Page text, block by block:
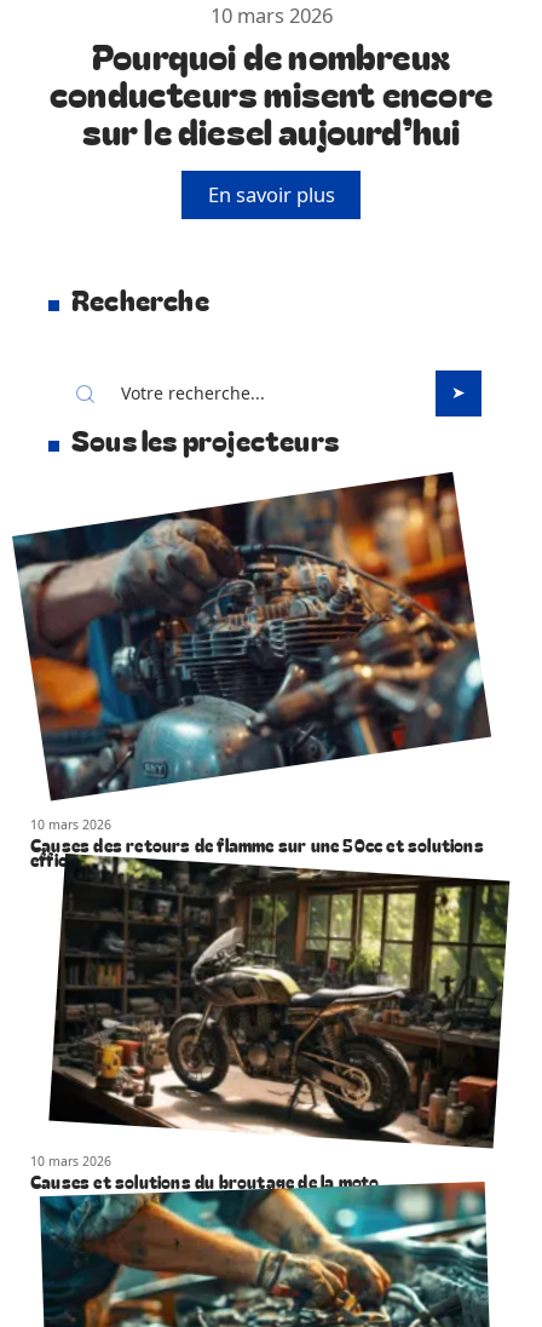
10 mars 2026
Pourquoi de nombreux
conducteurs misent encore
sur le diesel aujourd’hui
En savoir plus
Recherche
Sous les projecteurs
10 mars 2026
Causes des retours de flamme sur une 50cc et solutions
efficaces
10 mars 2026
Causes et solutions du broutage de la moto